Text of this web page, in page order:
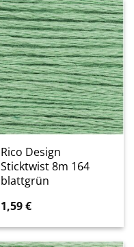
Rico Design
Sticktwist 8m 164
blattgrün
1,59€